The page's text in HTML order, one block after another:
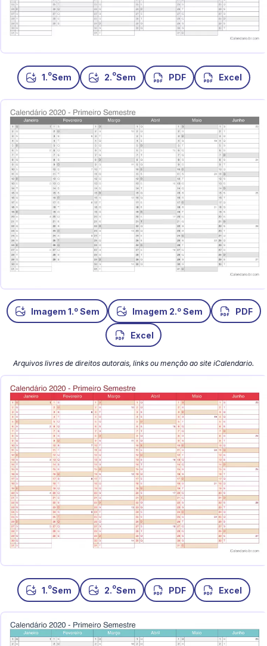
1.oSem 2.oSem PDF Excel
Imagem 1.o Sem Imagem 2.o Sem PDF
Excel
Arquivos livres de direitos autorais, links ou menção ao site iCalendario.
1.oSem 2.oSem PDF Excel